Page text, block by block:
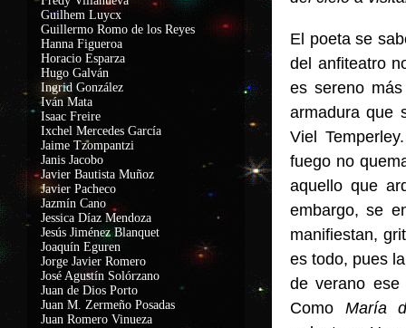
El poeta se
del anfiteatro
es sereno
armadura que
Viel
fuego no
aquello que
embargo, se
manifiestan,
es todo, pues
de verano
Como María
Guilhem Luycx
Guillermo Romo de los Reyes
Hanna Figueroa
Horacio Esparza
Hugo Galván
Ingrid González
Iván Mata
Isaac Freire
Ixchel Mercedes García
Jaime Tzompantzi
Janis Jacobo
Javier Bautista Muñoz
Javier Pacheco
Jazmín Cano
Jessica Díaz Mendoza
Jesús Jiménez Blanquet
Joaquín Eguren
Jorge Javier Romero
José Agustín Solórzano
Juan de Dios Porto
Juan M. Zermeño Posadas
Juan Romero Vinueza